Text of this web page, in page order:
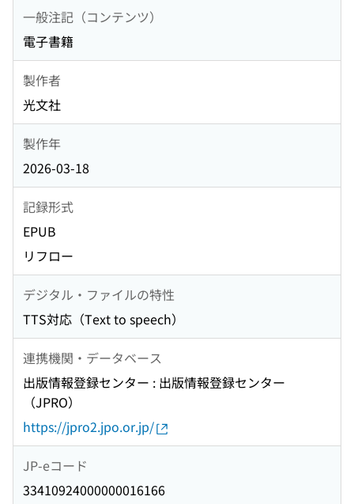
一般注記（コンテンツ）
電子書籍
製作者
光文社
製作年
2026-03-18
記録形式
EPUB
リフロー
デジタル・ファイルの特性
TTS対応（Text to speech）
連携機関・データベース
出版情報登録センター : 出版情報登録センター
（JPRO）
https://jpro2.jpo.or.jp/
JP-eコード
33410924000000016166